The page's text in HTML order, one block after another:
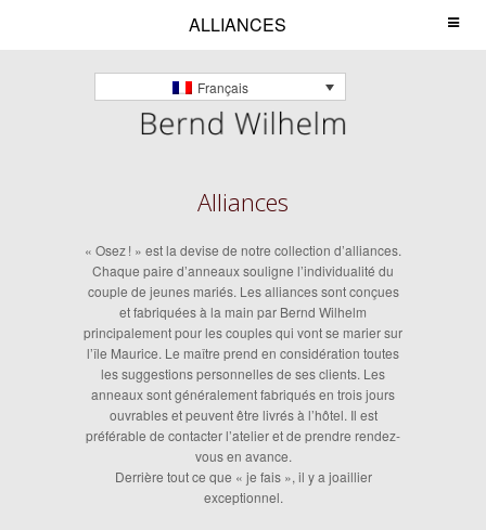
ALLIANCES
Français
Alliances
« Osez ! » est la devise de notre collection d’alliances.
Chaque paire d’anneaux souligne l’individualité du
couple de jeunes mariés. Les alliances sont conçues
et fabriquées à la main par Bernd Wilhelm
principalement pour les couples qui vont se marier sur
l’île Maurice. Le maître prend en considération toutes
les suggestions personnelles de ses clients. Les
anneaux sont généralement fabriqués en trois jours
ouvrables et peuvent être livrés à l’hôtel. Il est
préférable de contacter l’atelier et de prendre rendez-
vous en avance.
Derrière tout ce que « je fais », il y a joaillier
exceptionnel.